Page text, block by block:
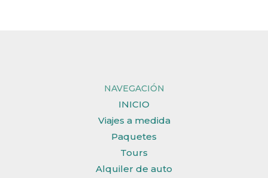
NAVEGACIÓN
INICIO
Viajes a medida
Paquetes
Tours
Alquiler de auto